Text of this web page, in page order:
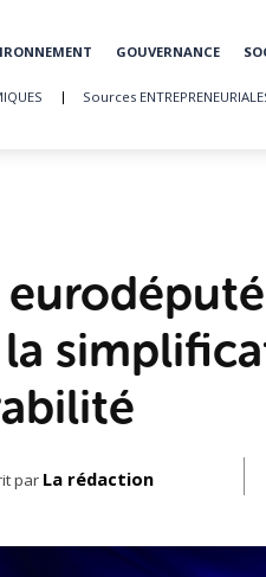
GOUVERNANCE
Sources
par La rédaction